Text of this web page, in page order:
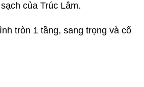
của Trúc Lâm.
tròn 1 tầng, sang trọng và cổ